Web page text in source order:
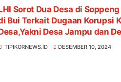
Sorot Dua Desa di
Bui Terkait Dugaan Korupsi
Desa Jampu dan
TIPIKORNEWS.ID DESEMBER 10, 2024